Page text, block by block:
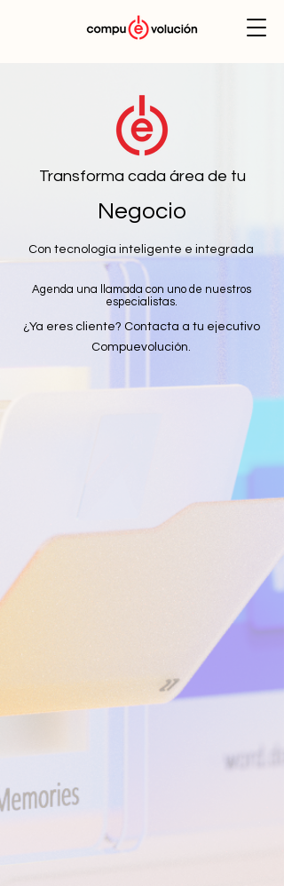
Transforma cada área de tu
Negocio
Con tecnología inteligente e integrada
Agenda una llamada con uno de nuestros
especialistas.
¿Ya eres cliente? Contacta a tu ejecutivo
Compuevolución.